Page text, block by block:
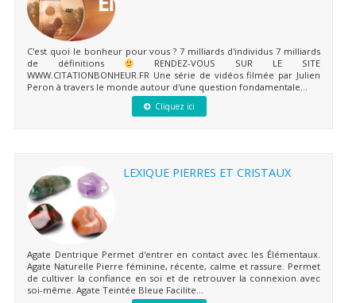
C'est quoi le bonheur pour vous ? 7 milliards d'individus 7 milliards
de définitions
RENDEZ-VOUS SUR LE SITE
WWW.CITATIONBONHEUR.FR Une série de vidéos filmée par Julien
Peron à travers le monde autour d'une question fondamentale...
Cliquez ici
LEXIQUE PIERRES ET CRISTAUX
Agate Dentrique Permet d'entrer en contact avec les Élémentaux.
Agate Naturelle Pierre féminine, récente, calme et rassure. Permet
de cultiver la confiance en soi et de retrouver la connexion avec
soi-même. Agate Teintée Bleue Facilite...